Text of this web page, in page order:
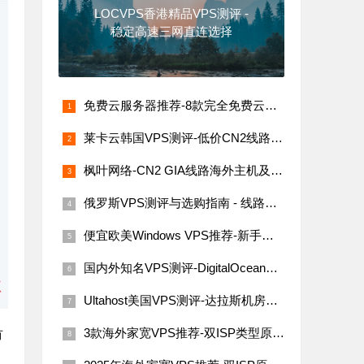
LOCVPS香港精品VPS测评 -
稳定高速三网直连选择
免费云服务器推荐-8款完全免费云服务器汇总（支持海内外节点）
莱卡云韩国VPS测评-低价CN2线路，网络稳定速度快
枫叶网络-CN2 GIA线路海外主机及VPS评测
俄罗斯VPS测评与选购指南 - 线路稳定性与价格解析
便宜欧美Windows VPS推荐-新手必看指南
国内外知名VPS测评-DigitalOcean、Linode、Vultr与搬瓦工
Ultahost美国VPS测评-达拉斯机房网络性能与价格详解
3款海外家宽VPS推荐-双ISP类型原生IP